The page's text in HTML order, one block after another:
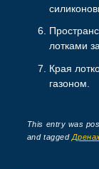
лотками
Края
газоном.
This entry was
and tagged